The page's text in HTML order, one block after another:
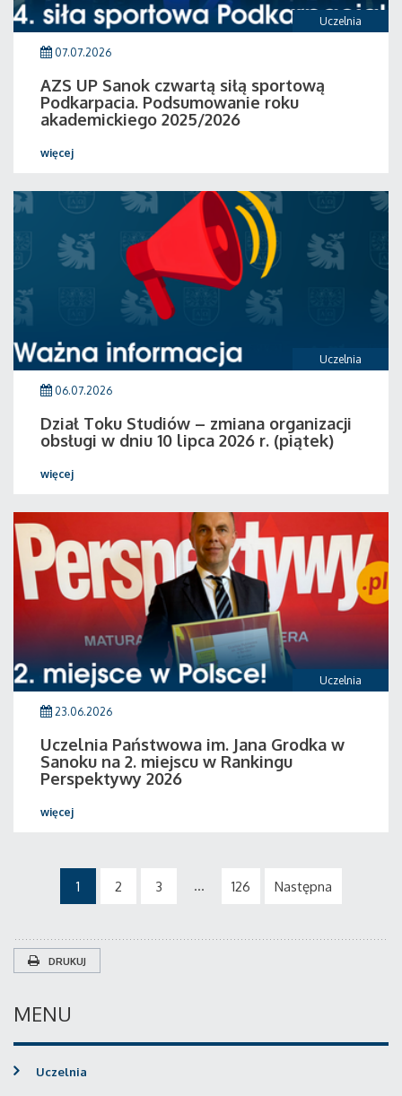
Uczelnia
07.07.2026
AZS UP Sanok czwartą siłą sportową
Podkarpacia. Podsumowanie roku
akademickiego 2025/2026
więcej
Uczelnia
06.07.2026
Dział Toku Studiów – zmiana organizacji
obsługi w dniu 10 lipca 2026 r. (piątek)
więcej
Uczelnia
23.06.2026
Uczelnia Państwowa im. Jana Grodka w
Sanoku na 2. miejscu w Rankingu
Perspektywy 2026
więcej
1 2 3 ... 126 Następna
DRUKUJ
MENU
Uczelnia